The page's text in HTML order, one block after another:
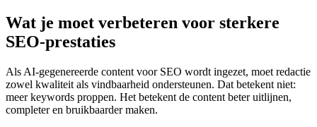
Wat je moet verbeteren voor sterkere
SEO-prestaties
Als AI-gegenereerde content voor SEO wordt ingezet, moet redactie
zowel kwaliteit als vindbaarheid ondersteunen. Dat betekent niet:
meer keywords proppen. Het betekent de content beter uitlijnen,
completer en bruikbaarder maken.